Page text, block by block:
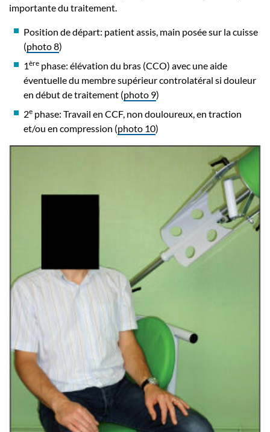
importante du traitement.
Position de départ: patient assis, main posée sur la cuisse
(photo 8)
1ère phase: élévation du bras (CCO) avec une aide
éventuelle du membre supérieur controlatéral si douleur
en début de traitement (photo 9)
2e phase: Travail en CCF, non douloureux, en traction
et/ou en compression (photo 10)